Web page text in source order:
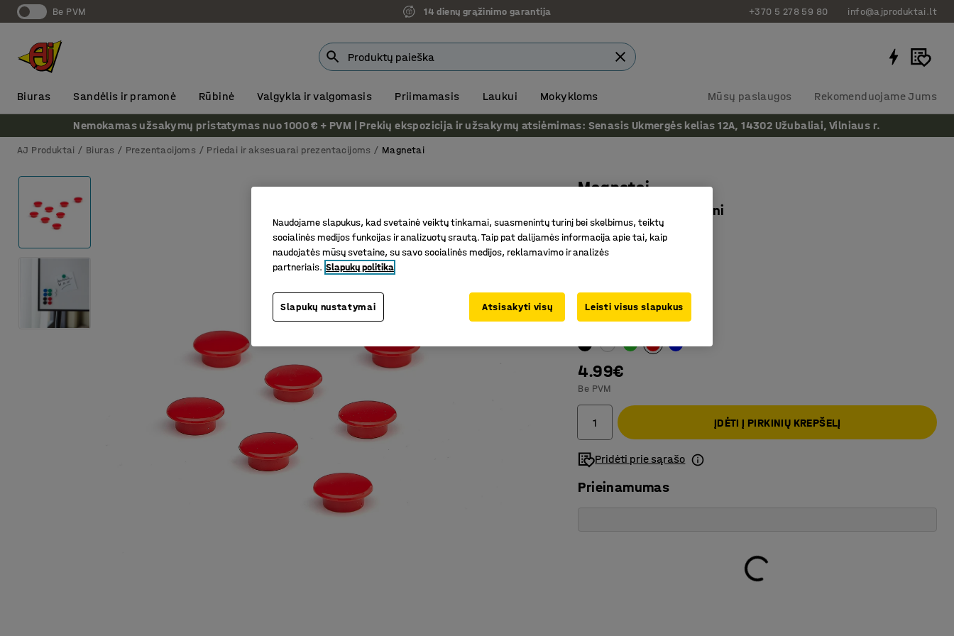
Be PVM 14 dienų grąžinimo garantija +370 5 278 59 80 info@ajproduktai.lt
Biuras Sandėlis ir pramonė Rūbinė Valgykla ir valgomasis Priimamasis Laukui Mokykloms Mūsų paslaugos Rekomenduojame Jums
Nemokamas užsakymų pristatymas nuo 1000 € + PVM | Prekių ekspozicija ir užsakymų atsiėmimas: Senasis Ukmergės kelias 12A, 14302 Užubaliai, Vilniaus r.
AJ Produktai Biuras Prezentacijoms Priedai ir aksesuarai prezentacijoms Magnetai
Magnetai
8 vnt. Ø20mm, raudoni
Prekės kodas :11426
Naudingas priedas
Spalva:Raudona
4.99€
Be PVM
ĮDĖTI Į PIRKINIŲ KREPŠELĮ
Pridėti prie sąrašo
Prieinamumas
Naudojame slapukus, kad svetainė veiktų tinkamai, suasmenintų turinį bei skelbimus, teiktų
socialinės medijos funkcijas ir analizuotų srautą. Taip pat dalijamės informacija apie tai, kaip
naudojatės mūsų svetaine, su savo socialinės medijos, reklamavimo ir analizės
partneriais. Slapukų politika
Slapukų nustatymai Atsisakyti visų Leisti visus slapukus